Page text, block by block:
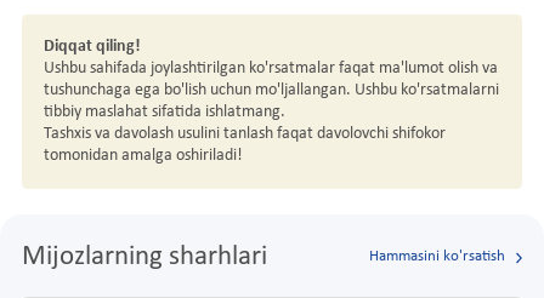
Diqqat qiling!
Ushbu sahifada joylashtirilgan ko'rsatmalar faqat ma'lumot olish va
tushunchaga ega bo'lish uchun mo'ljallangan. Ushbu ko'rsatmalarni
tibbiy maslahat sifatida ishlatmang.
Tashxis va davolash usulini tanlash faqat davolovchi shifokor
tomonidan amalga oshiriladi!
Mijozlarning sharhlari Hammasini ko'rsatish